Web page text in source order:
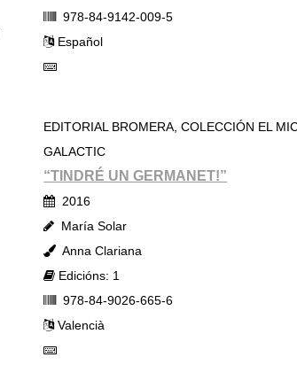
978-84-9142-009-5
Español
EDITORIAL BROMERA, COLECCIÓN EL
GALACTIC
“TINDRÉ UN GERMANET!”
2016
María Solar
Anna Clariana
Edicións: 1
978-84-9026-665-6
Valencià